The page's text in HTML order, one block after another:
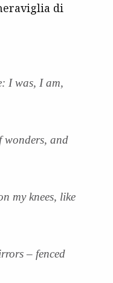
di
I was, I am,
wonders, and
my knees, like
– fenced